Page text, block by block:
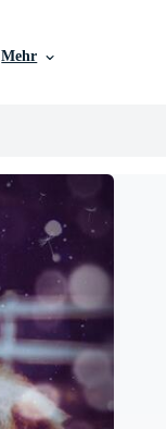
Mehr